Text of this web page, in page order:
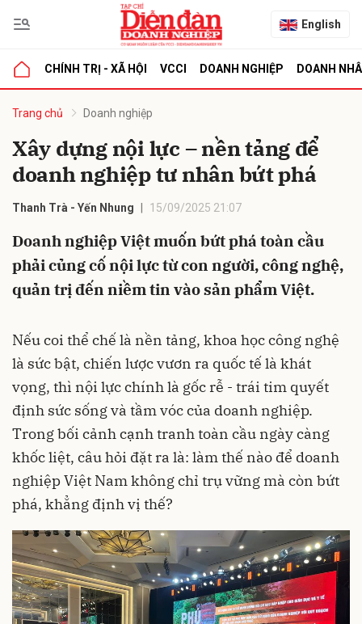
English
CHÍNH TRỊ - XÃ HỘI VCCI DOANH NGHIỆP DOANH
Trang chủ Doanh nghiệp
Xây dựng nội lực – nền tảng để
doanh nghiệp tư nhân bứt phá
Thanh Trà - Yến Nhung 15/09/2025 21:07
Doanh nghiệp Việt muốn bứt phá toàn cầu
phải củng cố nội lực từ con người, công nghệ,
quản trị đến niềm tin vào sản phẩm Việt.
Nếu coi thể chế là nền tảng, khoa học công nghệ
là sức bật, chiến lược vươn ra quốc tế là khát
vọng, thì nội lực chính là gốc rễ - trái tim quyết
định sức sống và tầm vóc của doanh nghiệp.
Trong bối cảnh cạnh tranh toàn cầu ngày càng
khốc liệt, câu hỏi đặt ra là: làm thế nào để doanh
nghiệp Việt Nam không chỉ trụ vững mà còn bứt
phá, khẳng định vị thế?
luận
Hủy